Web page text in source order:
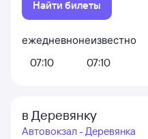
Найти билеты
ежедневно
07:10
неизвестно
07:10
в Деревянку
Автовокзал - Деревянка